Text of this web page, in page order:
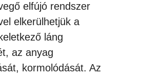
elfújó rendszer
elkerülhetjük a
láng
az anyag
kormolódását. Az